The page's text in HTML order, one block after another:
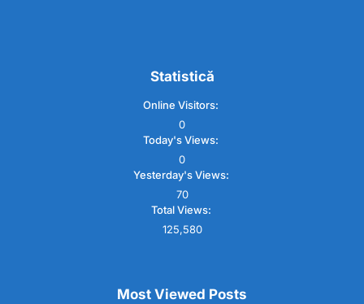
Statistică
Online Visitors:
0
Today's Views:
0
Yesterday's Views:
70
Total Views:
125,580
Most Viewed Posts